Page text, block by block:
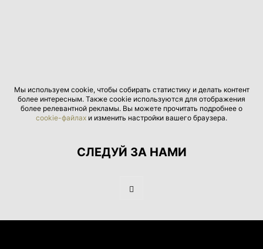
Мы используем cookie, чтобы собирать статистику и делать контент
более интересным. Также cookie используются для отображения
более релевантной рекламы. Вы можете прочитать подробнее о
cookie-файлах и изменить настройки вашего браузера.
СЛЕДУЙ ЗА НАМИ